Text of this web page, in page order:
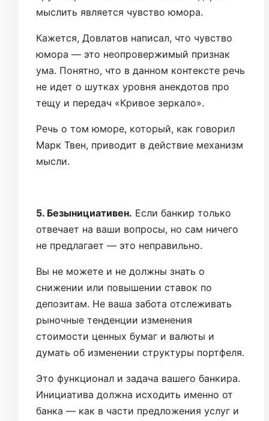
мыслить является чувство юмора.
Кажется, Довлатов написал, что чувство
юмора — это неопровержимый признак
ума. Понятно, что в данном контексте речь
не идет о шутках уровня анекдотов про
тещу и передач «Кривое зеркало».
Речь о том юморе, который, как говорил
Марк Твен, приводит в действие механизм
мысли.
5. Безынициативен. Если банкир только
отвечает на ваши вопросы, но сам ничего
не предлагает — это неправильно.
Вы не можете и не должны знать о
снижении или повышении ставок по
депозитам. Не ваша забота отслеживать
рыночные тенденции изменения
стоимости ценных бумаг и валюты и
думать об изменении структуры портфеля.
Это функционал и задача вашего банкира.
Инициатива должна исходить именно от
банка — как в части предложения услуг и